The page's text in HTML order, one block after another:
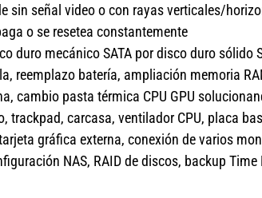
sin señal video o con rayas verticales/
o se resetea constantemente
duro mecánico SATA por disco duro sólido
reemplazo batería, ampliación memoria
cambio pasta térmica CPU GPU
trackpad, carcasa, ventilador CPU, placa
gráfica externa, conexión de varios
NAS, RAID de discos, backup Time